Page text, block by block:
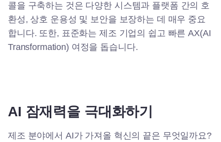
콜을 구축하는 것은 다양한 시스템과 플랫폼 간의 호
환성, 상호 운용성 및 보안을 보장하는 데 매우 중요
합니다. 또한, 표준화는 제조 기업의 쉽고 빠른 AX(AI
Transformation) 여정을 돕습니다.
AI 잠재력을 극대화하기
제조 분야에서 AI가 가져올 혁신의 끝은 무엇일까요?